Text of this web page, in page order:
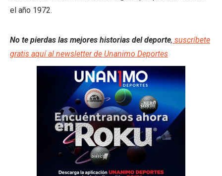
el año 1972.
No te pierdas las mejores historias del deporte, suscríbete
gratis aquí al newsletter de Unanimo Deportes